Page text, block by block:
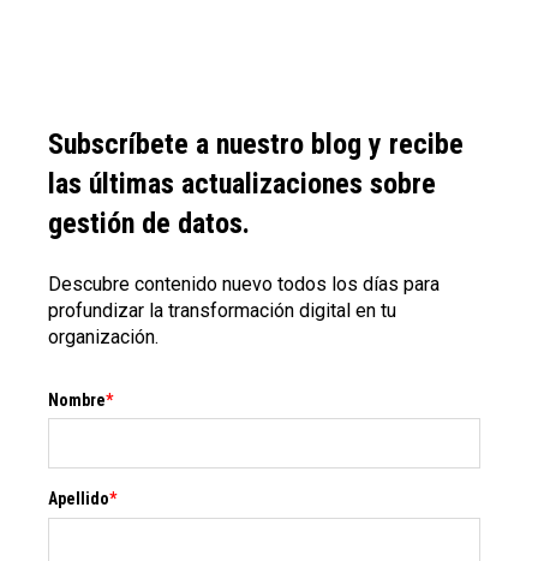
Subscríbete a nuestro blog y recibe
las últimas actualizaciones sobre
gestión de datos.
Descubre contenido nuevo todos los días para
profundizar la transformación digital en tu
organización.
Nombre*
Apellido*